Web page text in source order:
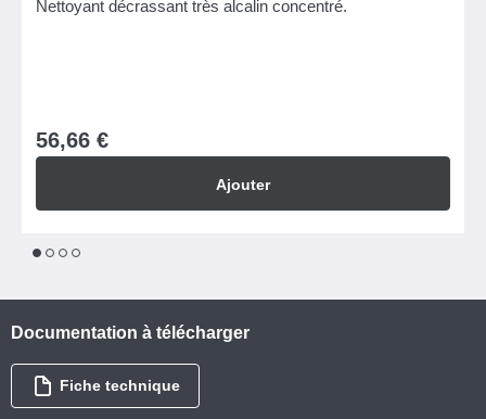
Nettoyant décrassant très alcalin concentré.
56,66 €
Ajouter
1 2 3
Documentation à télécharger
Fiche technique